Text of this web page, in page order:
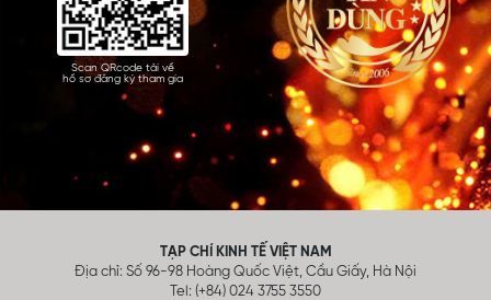
Scan QRcode tải về
hồ sơ đăng ký tham gia
TẠP CHÍ KINH TẾ VIỆT NAM
Địa chỉ: Số 96-98 Hoàng Quốc Việt, Cầu Giấy, Hà Nội
Tel: (+84) 024 3755 3550